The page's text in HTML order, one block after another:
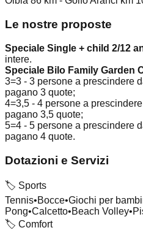
Le nostre proposte
Speciale Single + child 2/12
intere.
Speciale Bilo Family Garden
3=3 - 3 persone a prescindere
pagano 3 quote;
4=3,5 - 4 persone a
pagano 3,5 quote;
5=4 - 5 persone a prescindere
pagano 4 quote.
Dotazioni e Servizi
🏷️ Sports
Tennis•Bocce•Giochi per
Pong•Calcetto•Beach Volley•
🏷️ Comfort